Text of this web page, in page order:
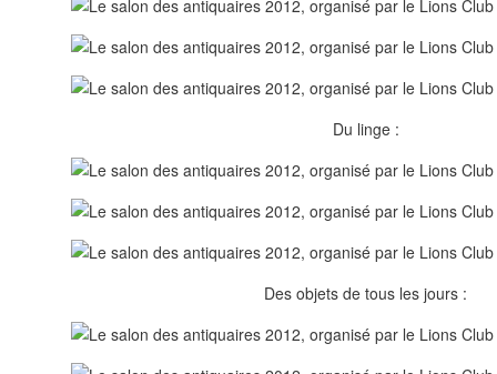
Du linge :
Des objets de tous les jours :